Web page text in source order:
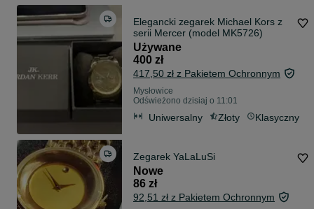
Elegancki zegarek Michael Kors z
serii Mercer (model MK5726)
Używane
400 zł
417,50 zł z Pakietem Ochronnym
Mysłowice
Odświeżono dzisiaj o 11:01
Uniwersalny Złoty Klasyczny
Zegarek YaLaLuSi
Nowe
86 zł
92,51 zł z Pakietem Ochronnym